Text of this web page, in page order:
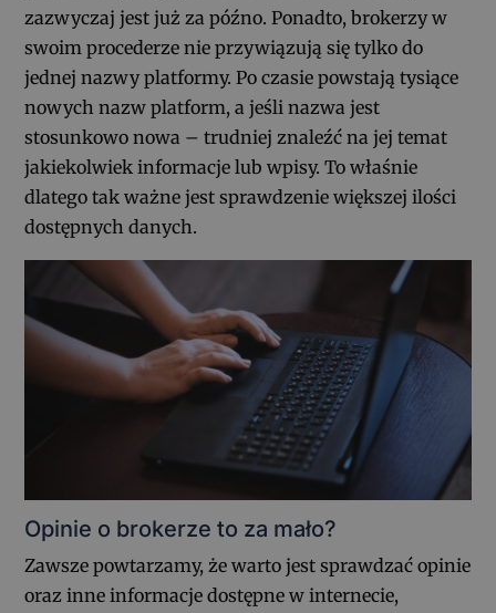
zazwyczaj jest już za późno. Ponadto, brokerzy w
swoim procederze nie przywiązują się tylko do
jednej nazwy platformy. Po czasie powstają tysiące
nowych nazw platform, a jeśli nazwa jest
stosunkowo nowa – trudniej znaleźć na jej temat
jakiekolwiek informacje lub wpisy. To właśnie
dlatego tak ważne jest sprawdzenie większej ilości
dostępnych danych.
Opinie o brokerze to za mało?
Zawsze powtarzamy, że warto jest sprawdzać opinie
oraz inne informacje dostępne w internecie,